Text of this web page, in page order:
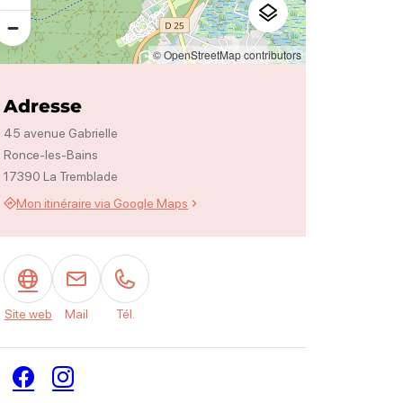
© OpenStreetMap contributors
Adresse
45 avenue Gabrielle
Ronce-les-Bains
17390 La Tremblade
Mon itinéraire via Google Maps
Site web Mail Tél.
FacebookInstagram